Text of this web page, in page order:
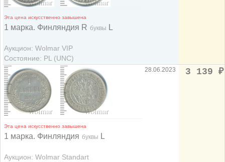
Эта цена искусственно завышена
1 марка. Финляндия R буквы L
Аукцион: Wolmar VIP
Состояние: PL (UNC)
Эта цена искусственно завышена
1 марка. Финляндия буквы L
Аукцион: Wolmar Standart
28.06.2023 3 139 ₽